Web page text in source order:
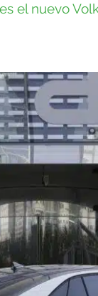
el nuevo